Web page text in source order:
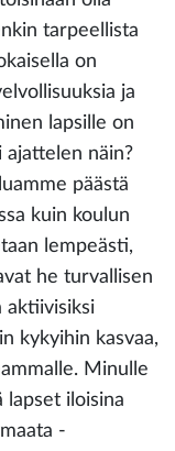
tarpeellista
on
ja
lapsille on
ajattelen näin?
päästä
kuin koulun
lempeästi,
he turvallisen
aktiivisiksi
kykyihin kasvaa,
Minulle
lapset iloisina
-